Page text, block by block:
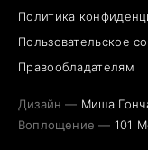
Политика
Пользовательское
Правообладателям
Дизайн — Миша
Воплощение — 101